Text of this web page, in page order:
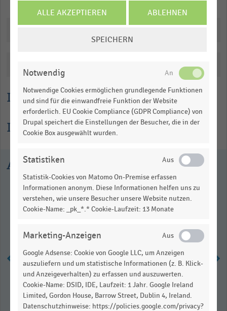
Lesehilfe
Informationen zur Statistik
Ausgewählte Statistiken
Top 6 der umsatzstärksten
Baumarktunternehmen in
Deutschland (2024)
ALLE AKZEPTIEREN ABLEHNEN
SPEICHERN
Notwendig
Notwendige Cookies ermöglichen grundlegende Funktionen
und sind für die einwandfreie Funktion der Website
erforderlich. EU Cookie Compliance (GDPR Compliance) von
Drupal speichert die Einstellungen der Besucher, die in der
Cookie Box ausgewählt wurden.
Statistiken
Statistik-Cookies von Matomo On-Premise erfassen
Informationen anonym. Diese Informationen helfen uns zu
verstehen, wie unsere Besucher unsere Website nutzen.
Cookie-Name: _pk_*.* Cookie-Laufzeit: 13 Monate
Marketing-Anzeigen
Google Adsense: Cookie von Google LLC, um Anzeigen
auszuliefern und um statistische Informationen (z. B. Klick-
und Anzeigeverhalten) zu erfassen und auszuwerten.
Cookie-Name: DSID, IDE, Laufzeit: 1 Jahr. Google Ireland
Limited, Gordon House, Barrow Street, Dublin 4, Ireland.
Datenschutzhinweise: https://policies.google.com/privacy?